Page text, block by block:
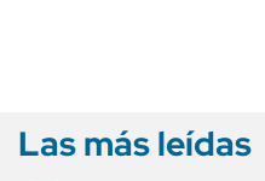
Las más leídas